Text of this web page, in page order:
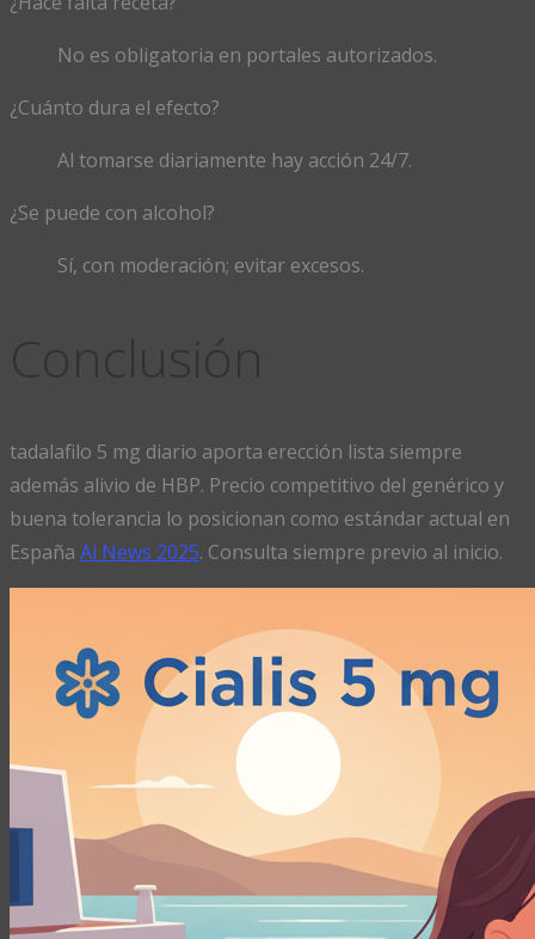
No es obligatoria en portales autorizados.
¿Cuánto dura el efecto?
Al tomarse diariamente hay acción 24/7.
¿Se puede con alcohol?
Sí, con moderación; evitar excesos.
tadalafilo 5 mg diario aporta erección lista siempre
además alivio de HBP. Precio competitivo del genérico y
buena tolerancia lo posicionan como estándar actual en
España Ai News 2025. Consulta siempre previo al inicio.